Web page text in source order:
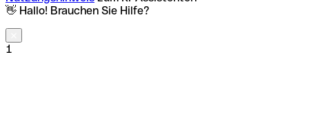
👋 Hallo! Brauchen Sie Hilfe?
1